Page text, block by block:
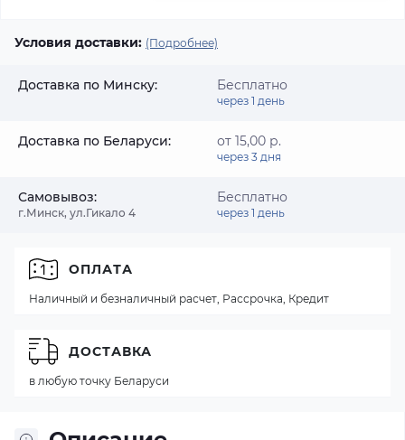
Условия доставки: (Подробнее)
Доставка по Минску: Бесплатно
через 1 день
Доставка по Беларуси: от 15,00 р.
через 3 дня
Самовывоз:
г.Минск, ул.Гикало 4
Бесплатно
через 1 день
ОПЛАТА
Наличный и безналичный расчет, Рассрочка, Кредит
ДОСТАВКА
в любую точку Беларуси